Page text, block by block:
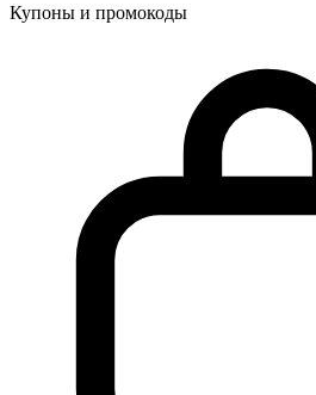
Купоны и промокоды